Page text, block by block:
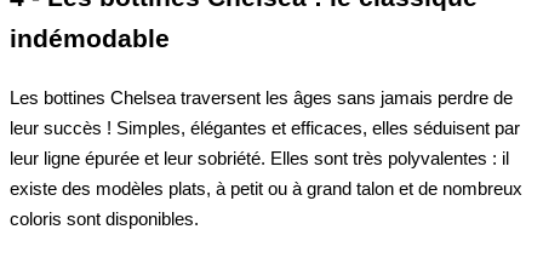
indémodable
Les bottines Chelsea traversent les âges sans jamais perdre de
leur succès ! Simples, élégantes et efficaces, elles séduisent par
leur ligne épurée et leur sobriété. Elles sont très polyvalentes : il
existe des modèles plats, à petit ou à grand talon et de nombreux
coloris sont disponibles.